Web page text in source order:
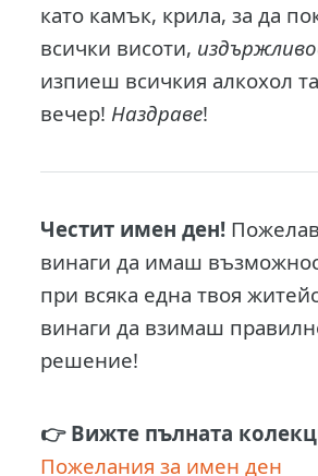
като камък, крила, за да
всички висоти,
изпиеш всичкия алкохол
вечер! Наздраве!
Честит имен ден!
винаги да имаш
при всяка една твоя
винаги да взимаш
решение!
👉 Вижте пълната
Пожелания за имен ден